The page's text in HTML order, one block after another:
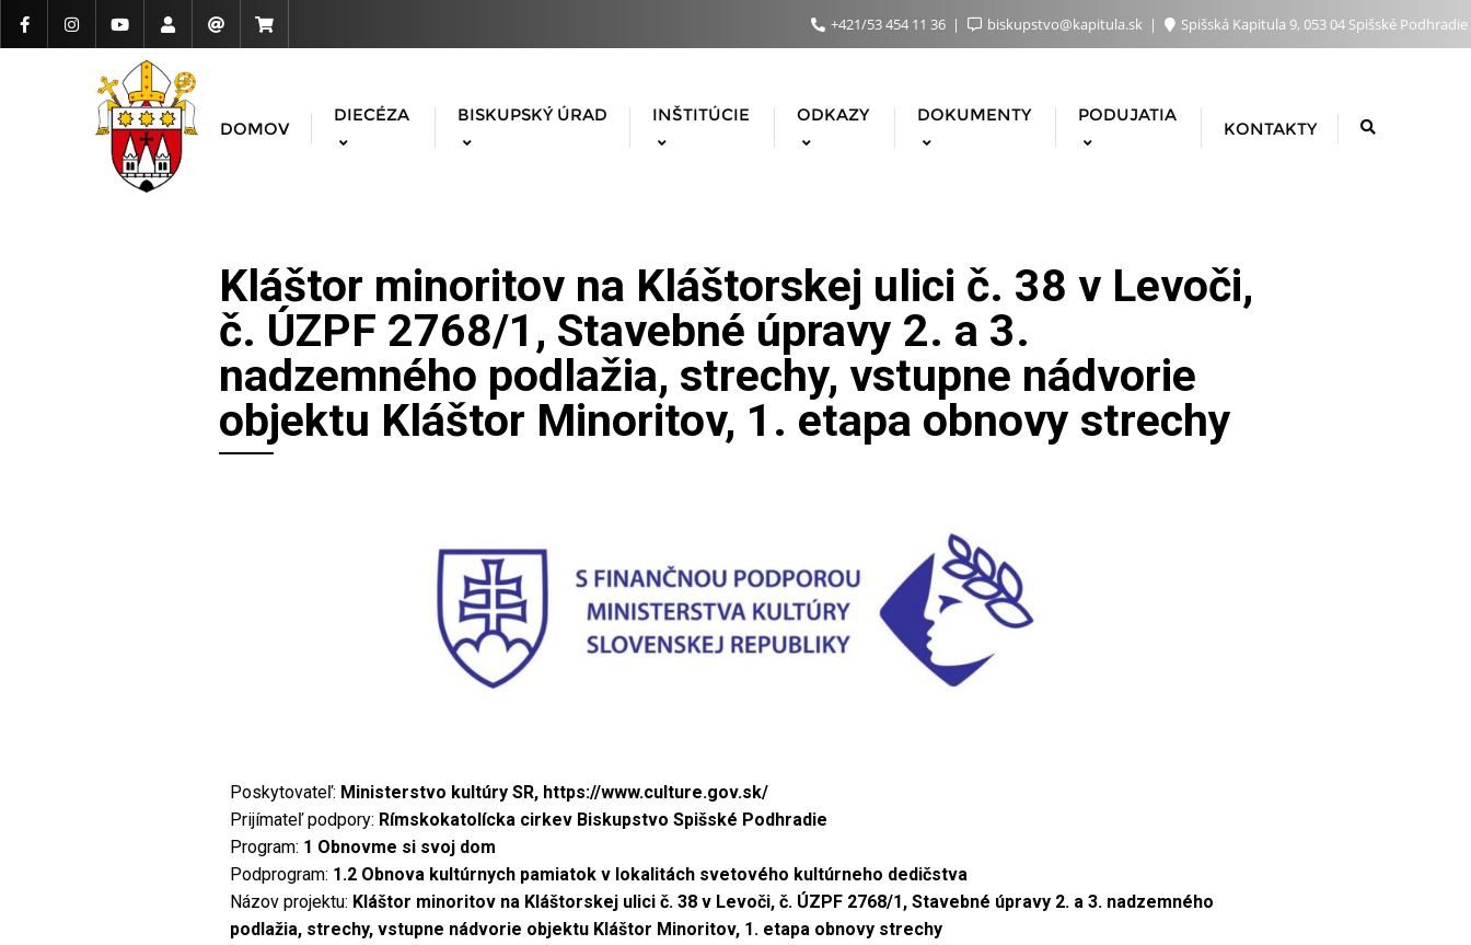
+421/53 454 11 36 biskupstvo@kapitula.sk Spišská Kapitula 9, 053 04 Spišské Podhradie
DOMOV
DIECÉZA BISKUPSKÝ ÚRAD INŠTITÚCIE ODKAZY DOKUMENTY PODUJATIA
KONTAKTY
Kláštor minoritov na Kláštorskej ulici č. 38 v Levoči,
č. ÚZPF 2768/1, Stavebné úpravy 2. a 3.
nadzemného podlažia, strechy, vstupne nádvorie
objektu Kláštor Minoritov, 1. etapa obnovy strechy
Poskytovateľ: Ministerstvo kultúry SR, https://www.culture.gov.sk/
Prijímateľ podpory: Rímskokatolícka cirkev Biskupstvo Spišské Podhradie
Program: 1 Obnovme si svoj dom
Podprogram: 1.2 Obnova kultúrnych pamiatok v lokalitách svetového kultúrneho dedičstva
Názov projektu: Kláštor minoritov na Kláštorskej ulici č. 38 v Levoči, č. ÚZPF 2768/1, Stavebné úpravy 2. a 3. nadzemného
podlažia, strechy, vstupne nádvorie objektu Kláštor Minoritov, 1. etapa obnovy strechy